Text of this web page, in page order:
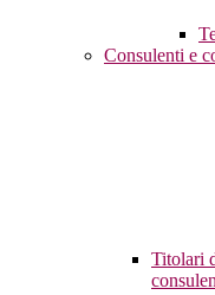
Consulenti e
Titolari